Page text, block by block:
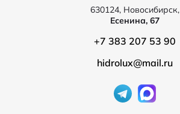
630124, Новосибирск,
Есенина, 67
+7 383 207 53 90
hidrolux@mail.ru